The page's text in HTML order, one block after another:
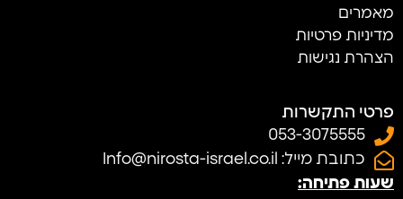
מאמרים
מדיניות פרטיות
הצהרת נגישות
פרטי התקשרות
053-3075555
כתובת מייל: Info@nirosta-israel.co.il
שעות פתיחה: